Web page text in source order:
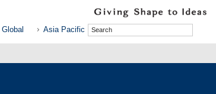
Global Asia Pacific